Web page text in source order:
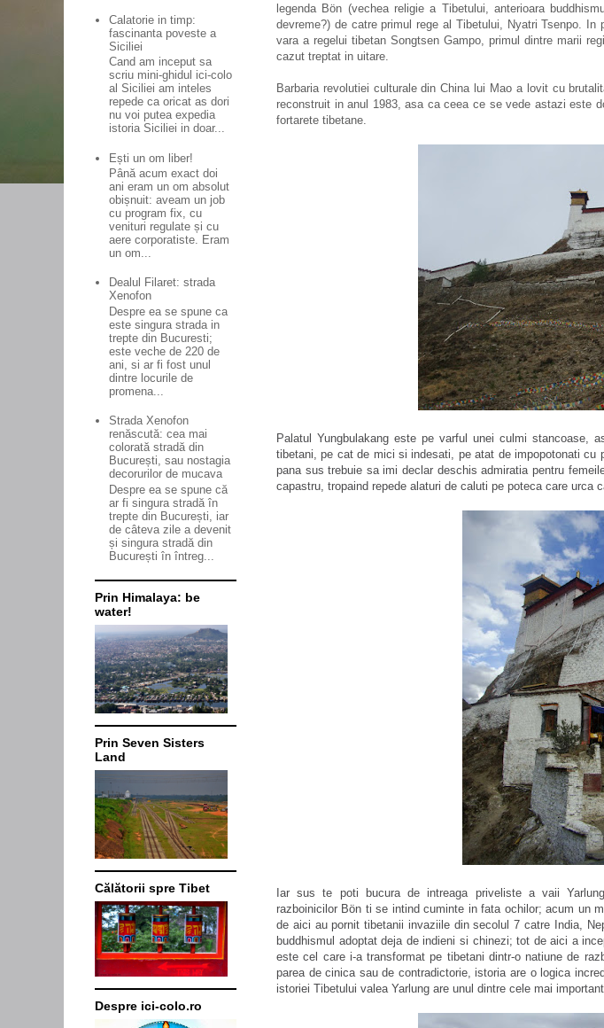
legenda Bön (vechea religie a Tibetului, anterioara
devreme?) de catre primul rege al Tibetului, Nyatri Tsenpo. In
vara a regelui tibetan Songtsen Gampo, primul dintre marii
cazut treptat in uitare.
Barbaria revolutiei culturale din China lui Mao a lovit cu
reconstruit in anul 1983, asa ca ceea ce se vede astazi este
fortarete tibetane.
Palatul Yungbulakang este pe varful unei culmi stancoase,
tibetani, pe cat de mici si indesati, pe atat de impopotonati
pana sus trebuie sa imi declar deschis admiratia pentru
capastru, tropaind repede alaturi de caluti pe poteca care urca
Iar sus te poti bucura de intreaga priveliste a vaii
razboinicilor Bön tise intind cuminte in fata ochilor;acum un
de aici au pornit tibetanii invaziile din secolul 7 catre India,
buddhismul adoptat deja de indieni si chinezi; tot de aici a
este cel care i-a transformat pe tibetani dintr-o natiune de
parea de cinica sau de contradictorie, istoria are o logica
istoriei Tibetului valea Yarlung are unul dintre cele mai
Calatorie in timp:
fascinanta poveste a
Siciliei
Cand am inceput sa
scriu mini-ghidul ici-colo
al Siciliei am inteles
repede ca oricat as dori
nu voi putea expedia
istoria Siciliei in doar...
Ești un om liber!
Până acum exact doi
ani eram un om absolut
obișnuit: aveam un job
cu program fix, cu
venituri regulate și cu
aere corporatiste. Eram
un om...
Dealul Filaret: strada
Xenofon
Despre ea se spune ca
este singura strada in
trepte din Bucuresti;
este veche de 220 de
ani, si ar fi fost unul
dintre locurile de
promena...
Strada Xenofon
renăscută: cea mai
colorată stradă din
București, sau nostagia
decorurilor de mucava
Despre ea se spune că
ar fi singura stradă în
trepte din București, iar
de câteva zile a devenit
și singura stradă din
București în întreg...
Prin Himalaya: be
water!
Prin Seven Sisters
Land
Călătorii spre Tibet
Despre ici-colo.ro